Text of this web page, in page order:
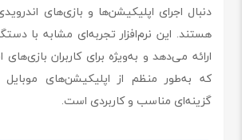
دنبال اجرای اپلیکیشن‌ها و بازی‌های
هستند. این نرم‌افزار تجربه‌ای مشابه با
ارائه می‌دهد و به‌ویژه برای کاربران
که به‌طور منظم از اپلیکیشن‌های موبایل
گزینه‌ای مناسب و کاربردی است.